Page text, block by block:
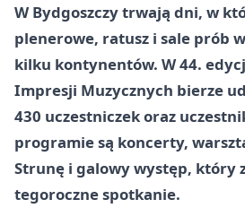
W Bydgoszczy trwają dni, w
plenerowe, ratusz i sale prób
kilku kontynentów. W 44.
Impresji Muzycznych bierze
430 uczestniczek oraz
programie są koncerty,
Strunę i galowy występ, który
tegoroczne spotkanie.